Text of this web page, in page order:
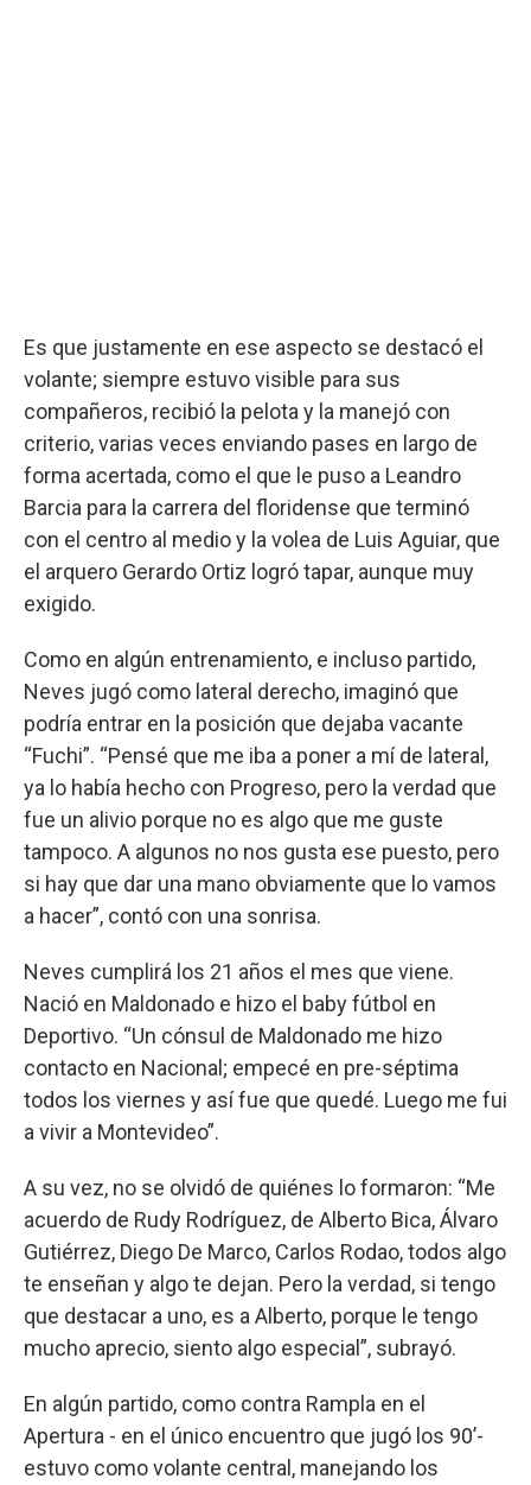
Es que justamente en ese aspecto se destacó el
volante; siempre estuvo visible para sus
compañeros, recibió la pelota y la manejó con
criterio, varias veces enviando pases en largo de
forma acertada, como el que le puso a Leandro
Barcia para la carrera del floridense que terminó
con el centro al medio y la volea de Luis Aguiar, que
el arquero Gerardo Ortiz logró tapar, aunque muy
exigido.
Como en algún entrenamiento, e incluso partido,
Neves jugó como lateral derecho, imaginó que
podría entrar en la posición que dejaba vacante
“Fuchi”. “Pensé que me iba a poner a mí de lateral,
ya lo había hecho con Progreso, pero la verdad que
fue un alivio porque no es algo que me guste
tampoco. A algunos no nos gusta ese puesto, pero
si hay que dar una mano obviamente que lo vamos
a hacer”, contó con una sonrisa.
Neves cumplirá los 21 años el mes que viene.
Nació en Maldonado e hizo el baby fútbol en
Deportivo. “Un cónsul de Maldonado me hizo
contacto en Nacional; empecé en pre-séptima
todos los viernes y así fue que quedé. Luego me fui
a vivir a Montevideo”.
A su vez, no se olvidó de quiénes lo formaron: “Me
acuerdo de Rudy Rodríguez, de Alberto Bica, Álvaro
Gutiérrez, Diego De Marco, Carlos Rodao, todos algo
te enseñan y algo te dejan. Pero la verdad, si tengo
que destacar a uno, es a Alberto, porque le tengo
mucho aprecio, siento algo especial”, subrayó.
En algún partido, como contra Rampla en el
Apertura - en el único encuentro que jugó los 90’-
estuvo como volante central, manejando los